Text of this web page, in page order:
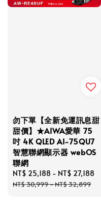
勿下單【全新免運訊息甜
甜價】★AIWA愛華 75
吋 4K QLED AI-75QU7
智慧聯網顯示器 webOS
聯網
Sale
price
NT$ 25,188 - NT$ 27,188
NT$ 30,999-NT$ 32,899